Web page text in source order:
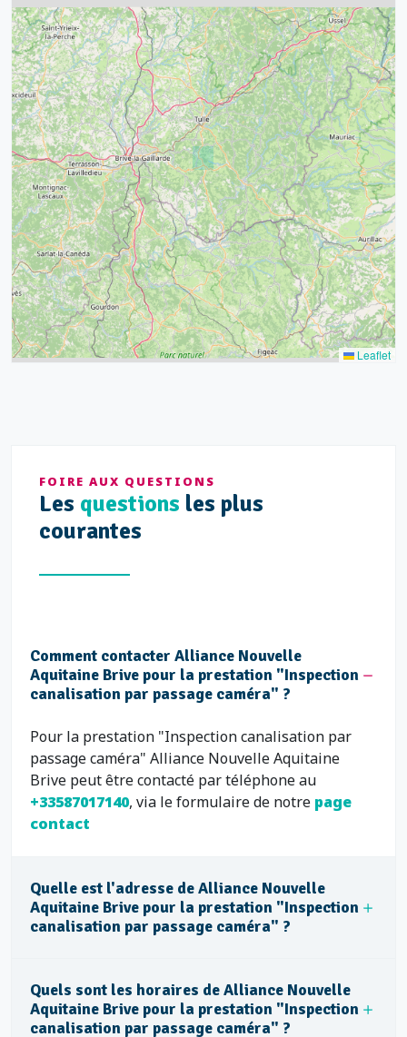
4
15
21
14
32
39
52 68
43
Leaflet
FOIRE AUX QUESTIONS
Les questions les plus
courantes
Comment contacter Alliance Nouvelle
Aquitaine Brive pour la prestation "Inspection
canalisation par passage caméra" ?
Pour la prestation "Inspection canalisation par
passage caméra" Alliance Nouvelle Aquitaine
Brive peut être contacté par téléphone au
+33587017140, via le formulaire de notre page
contact
Quelle est l'adresse de Alliance Nouvelle
Aquitaine Brive pour la prestation "Inspection
canalisation par passage caméra" ?
Quels sont les horaires de Alliance Nouvelle
Aquitaine Brive pour la prestation "Inspection
canalisation par passage caméra" ?